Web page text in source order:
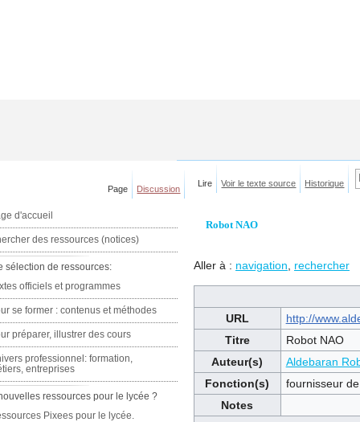
Robot NAO
Aller à : navigation rechercher
URL
http://
Titre
Robot NAO
Auteur(s)
Aldebaran
Fonction(s)
fournisseur
Notes
Page Discussion
Lire Voir le texte source Historique
d'accueil
des ressources (notices)
sélection de ressources:
officiels et programmes
se former : contenus et méthodes
préparer, illustrer des cours
professionnel: formation,
entreprises
ressources pour le lycée ?
Pixees pour le lycée.